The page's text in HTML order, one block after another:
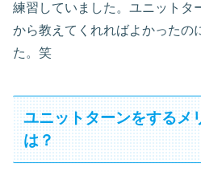
練習していました。ユニットタ
から教えてくれればよかったの
た。笑
ユニットターンをするメ
は？